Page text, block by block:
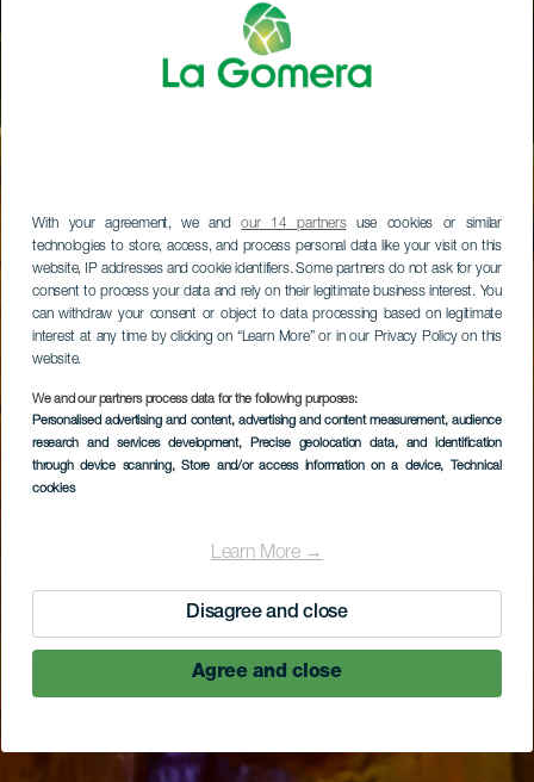
With your agreement, we andour 14 partnersuse cookies or similar
technologies to store, access, and process personal data like your visit on this
website, IP addresses and cookie identifiers. Some partners do not ask for your
consent to process your data and rely on their legitimate business interest. You
can withdraw your consent or object to data processing based on legitimate
interest at any time by clicking on “Learn More” or in our Privacy Policy on this
website.
We and our partners process data for the following purposes:
Personalised advertising and content, advertising and content measurement, audience
research and services development, Precise geolocation data, and identification
through device scanning, Store and/or access information on a device, Technical
cookies
Learn More →
Disagree and close
Agree and close